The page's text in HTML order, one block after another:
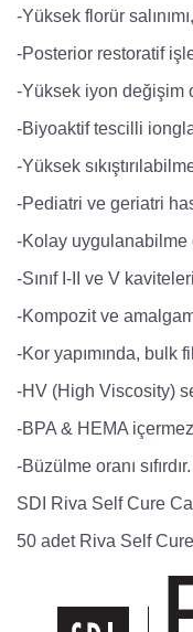
-Yüksek florür
-Posterior restoratif
-Yüksek iyon değişim
-Biyoaktif tescilli
-Yüksek
-Pediatri ve geriatri
-Kolay uygulanabilme
-Sınıf I-II ve V
-Kompozit ve
-Kor yapımında, bulk
-HV (High Viscosity)
-BPA & HEMA
-Büzülme oranı sıfırdır.
SDI Riva Self Cure
50 adet Riva Self